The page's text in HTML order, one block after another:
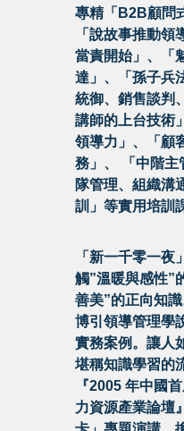
專精「B2B顧問
「說故事推動
當責開始」、「
達」、「孫子兵
統御、銷售談判
講師的上台技術
領導力」、「顧
務」、 「中階主
隊管理、組織溝
訓」等實用培訓
「新一千零一夜
觸”溫暖與感性”
善美”的正向知
博引領導管理學
實務案例。讓人
堪稱知識學習的
『2005 年中國
力資源產業論壇